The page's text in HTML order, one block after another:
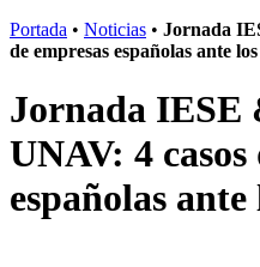
Portada • Noticias • Jornada
de empresas españolas ante
Jornada
UNAV: 4 casos
españolas